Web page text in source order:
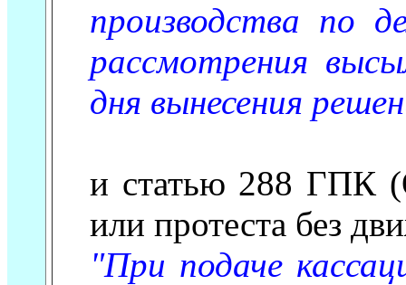
производства по
рассмотрения
дня вынесения
и статью 288 ГПК
или протеста без
"При подаче